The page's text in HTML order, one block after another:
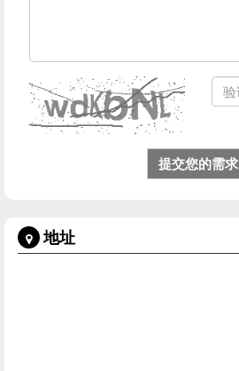
提交您的需求
地址